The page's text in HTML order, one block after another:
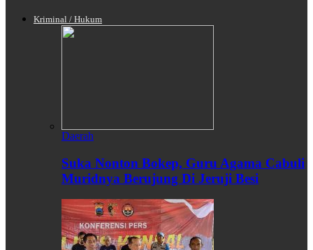
Kriminal / Hukum
Daerah
Suka Nonton Bokep, Guru Agama Cabuli
Muridnya Berujung Di Jeruji Besi